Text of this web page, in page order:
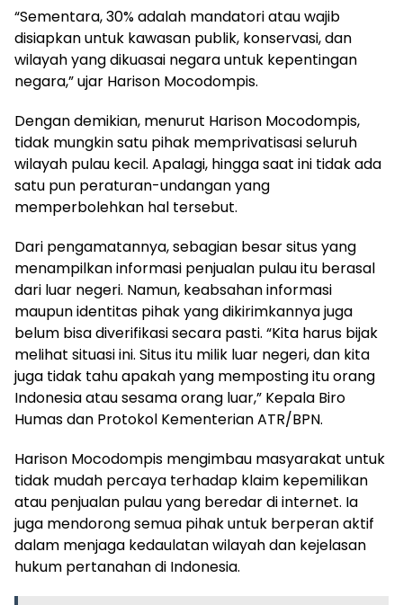
“Sementara, 30% adalah mandatori atau wajib
disiapkan untuk kawasan publik, konservasi, dan
wilayah yang dikuasai negara untuk kepentingan
negara,” ujar Harison Mocodompis.
Dengan demikian, menurut Harison Mocodompis,
tidak mungkin satu pihak memprivatisasi seluruh
wilayah pulau kecil. Apalagi, hingga saat ini tidak ada
satu pun peraturan-undangan yang
memperbolehkan hal tersebut.
Dari pengamatannya, sebagian besar situs yang
menampilkan informasi penjualan pulau itu berasal
dari luar negeri. Namun, keabsahan informasi
maupun identitas pihak yang dikirimkannya juga
belum bisa diverifikasi secara pasti. “Kita harus bijak
melihat situasi ini. Situs itu milik luar negeri, dan kita
juga tidak tahu apakah yang memposting itu orang
Indonesia atau sesama orang luar,” Kepala Biro
Humas dan Protokol Kementerian ATR/BPN.
Harison Mocodompis mengimbau masyarakat untuk
tidak mudah percaya terhadap klaim kepemilikan
atau penjualan pulau yang beredar di internet. Ia
juga mendorong semua pihak untuk berperan aktif
dalam menjaga kedaulatan wilayah dan kejelasan
hukum pertanahan di Indonesia.